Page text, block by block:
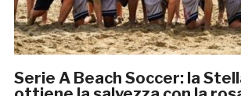
Serie A Beach Soccer: la